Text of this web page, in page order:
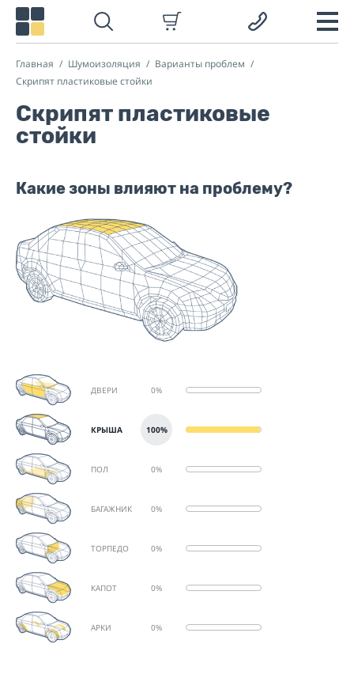
Главная Шумоизоляция
Варианты проблем
Скрипят пластиковые стойки
Скрипят пластиковые
стойки
Какие зоны влияют на проблему?
ДВЕРИ 0%
КРЫША 100%
ПОЛ 0%
БАГАЖНИК 0%
ТОРПЕДО 0%
КАПОТ 0%
АРКИ 0%